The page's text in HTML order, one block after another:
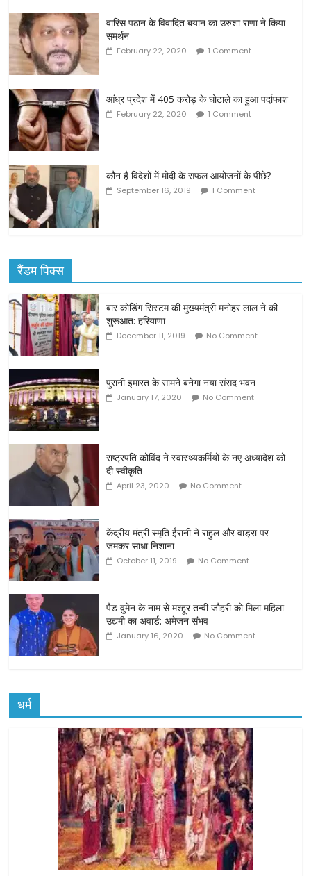
वारिस पठान के विवादित बयान का उरुशा राणा ने किया
समर्थन
February 22, 2020 1 Comment
आंध्र प्रदेश में 405 करोड़ के घोटाले का हुआ पर्दाफाश
February 22, 2020 1 Comment
कौन है विदेशों में मोदी के सफल आयोजनों के पीछे?
September 16, 2019 1 Comment
रैंडम पिक्स
बार कोडिंग सिस्टम की मुख्यमंत्री मनोहर लाल ने की
शुरूआत: हरियाणा
December 11, 2019 No Comment
पुरानी इमारत के सामने बनेगा नया संसद भवन
January 17, 2020 No Comment
राष्ट्रपति कोविंद ने स्वास्थ्यकर्मियों के नए अध्यादेश को
दी स्वीकृति
April 23, 2020 No Comment
केंद्रीय मंत्री स्मृति ईरानी ने राहुल और वाड्रा पर
जमकर साधा निशाना
October 11, 2019 No Comment
पैड वुमेन के नाम से मश्हूर तन्वी जौहरी को मिला महिला
उद्यमी का अवार्ड: अमेजन संभव
January 16, 2020 No Comment
धर्म